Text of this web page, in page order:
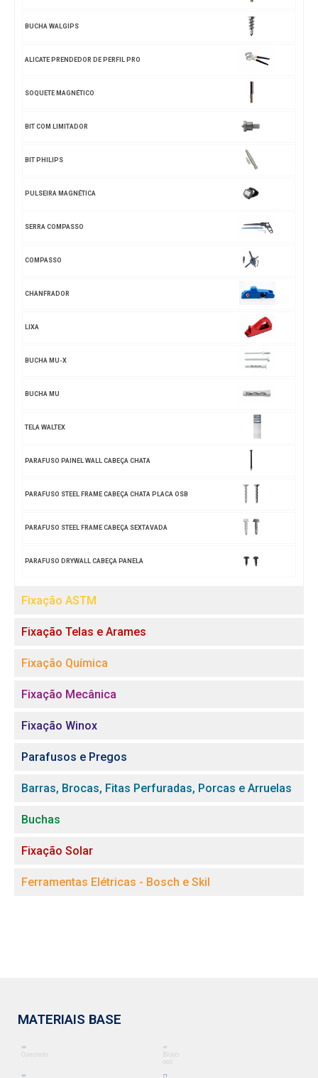
BUCHA WALGIPS
ALICATE PRENDEDOR DE PERFIL PRO
SOQUETE MAGNÉTICO
BIT COM LIMITADOR
BIT PHILIPS
PULSEIRA MAGNÉTICA
SERRA COMPASSO
COMPASSO
CHANFRADOR
LIXA
BUCHA MU-X
BUCHA MU
TELA WALTEX
PARAFUSO PAINEL WALL CABEÇA CHATA
PARAFUSO STEEL FRAME CABEÇA CHATA PLACA OSB
PARAFUSO STEEL FRAME CABEÇA SEXTAVADA
PARAFUSO DRYWALL CABEÇA PANELA
Fixação ASTM
Fixação Telas e Arames
Fixação Química
Fixação Mecânica
Fixação Winox
Parafusos e Pregos
Barras, Brocas, Fitas Perfuradas, Porcas e Arruelas
Buchas
Fixação Solar
Ferramentas Elétricas - Bosch e Skil
MATERIAIS BASE
Concreto
Bloco
oco